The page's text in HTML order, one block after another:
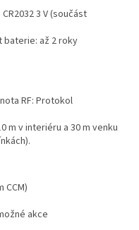
3 V (součást
baterie: až 2 roky
RF: Protokol
m v interiéru a 30 m venku
CCM)
akce